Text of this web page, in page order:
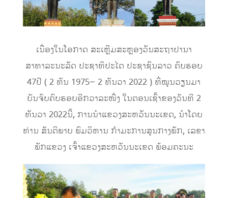
ເນື່ອງໃນໂອກາດ ສະເຫຼີມສະຫຼອງວັນສະຖາປານາ
ສາທາລະນະລັດ ປະຊາທິປະໄຕ ປະຊາຊົນລາວ ຄົບຮອບ
47ປີ ( 2 ທັນ 1975– 2 ທັນວາ 2022 ) ທີ່ໝູນວຽນມາ
ບັນຈົບຄົບຮອບອີກວາລະໜື່ງ ໃນຕອນເຊົ້າຂອງວັນທີ 2
ທັນວາ 2022ນີ້, ການນໍາແຂວງສະຫວັນນະເຂດ, ນໍາໂດຍ
ທ່ານ ສັນຕິພາບ ພົມວິຫານ ກຳມະການສູນກາງພັກ, ເລຂາ
ພັກແຂວງ ເຈົ້າແຂວງສະຫວັນນະເຂດ ພ້ອມຄະນະ